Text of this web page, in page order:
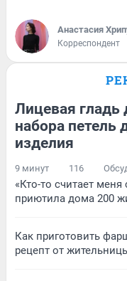
Анастасия
Корреспондент
Лицевая гладь
набора петель
изделия
9 минут 116
«Кто-то считает
приютила дома 200
Как приготовить
рецепт от